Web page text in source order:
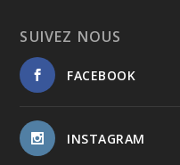
SUIVEZ NOUS
FACEBOOK
INSTAGRAM